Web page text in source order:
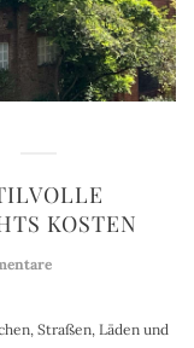
KOSTEN
Straßen, Läden und